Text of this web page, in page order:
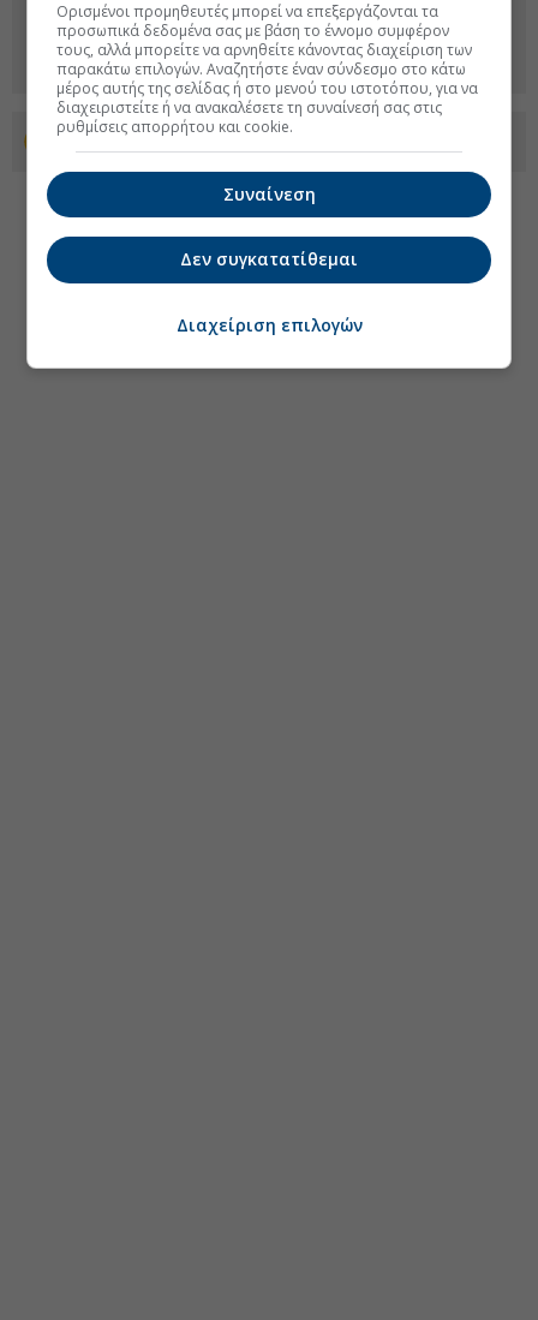
Προσθέστε το euro2day.gr στο Discover
Ορισμένοι προμηθευτές μπορεί να επεξεργάζονται τα
προσωπικά δεδομένα σας με βάση το έννομο συμφέρον
τους, αλλά μπορείτε να αρνηθείτε κάνοντας διαχείριση των
παρακάτω επιλογών. Αναζητήστε έναν σύνδεσμο στο κάτω
μέρος αυτής της σελίδας ή στο μενού του ιστοτόπου, για να
διαχειριστείτε ή να ανακαλέσετε τη συναίνεσή σας στις
ρυθμίσεις απορρήτου και cookie.
Συναίνεση
Δεν συγκατατίθεμαι
Διαχείριση επιλογών